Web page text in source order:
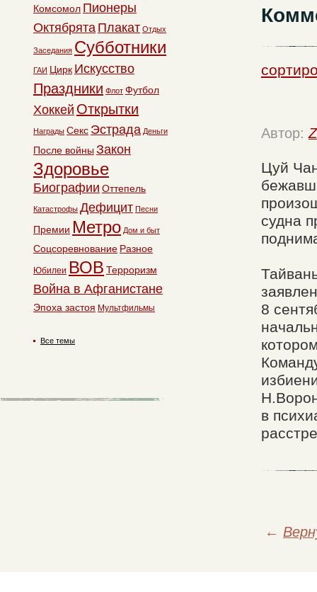
Автор:
Цуй
судна
8
в
←
Комсомол Пионеры
Октябрята Плакат Отдых
Заседания Субботники
ГАИ Цирк Искусство
Праздники Флот Футбол
Хоккей Открытки
Награды Секс Эстрада Деньги
После войны Закон
Здоровье
Биографии Оттепель
Катастрофы Дефицит Песни
Премии Метро Дом и быт
Соцсоревнование Разное
Юбилеи ВОВ Терроризм
Война в Афганистане
Эпоха застоя Мультфильмы
Все темы